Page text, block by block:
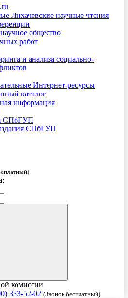
Лихачевские научные чтения
общество
работ
и анализа социально-
Интернет-ресурсы
каталог
информация
СПбГУП
СПбГУП
комиссии
333-52-02 (Звонок бесплатный)